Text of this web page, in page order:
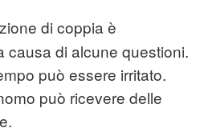
di coppia è
causa di alcune questioni.
può essere irritato.
può ricevere delle